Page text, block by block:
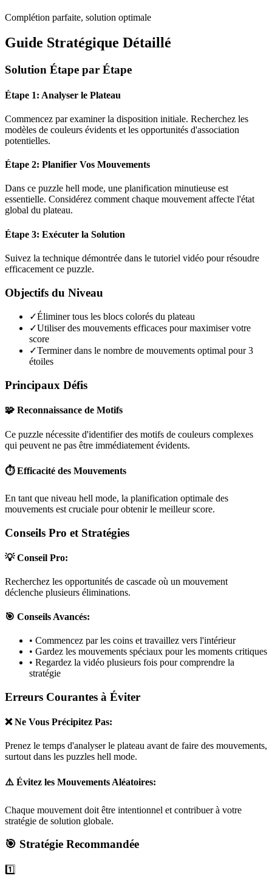
Complétion parfaite, solution optimale
Guide Stratégique Détaillé
Solution Étape par Étape
Étape 1: Analyser le Plateau
Commencez par examiner la disposition initiale. Recherchez les
modèles de couleurs évidents et les opportunités d'association
potentielles.
Étape 2: Planifier Vos Mouvements
Dans ce puzzle hell mode, une planification minutieuse est
essentielle. Considérez comment chaque mouvement affecte l'état
global du plateau.
Étape 3: Exécuter la Solution
Suivez la technique démontrée dans le tutoriel vidéo pour résoudre
efficacement ce puzzle.
Objectifs du Niveau
✓Éliminer tous les blocs colorés du plateau
✓Utiliser des mouvements efficaces pour maximiser votre
score
✓Terminer dans le nombre de mouvements optimal pour 3
étoiles
Principaux Défis
🧩 Reconnaissance de Motifs
Ce puzzle nécessite d'identifier des motifs de couleurs complexes
qui peuvent ne pas être immédiatement évidents.
⏱️ Efficacité des Mouvements
En tant que niveau hell mode, la planification optimale des
mouvements est cruciale pour obtenir le meilleur score.
Conseils Pro et Stratégies
💡 Conseil Pro:
Recherchez les opportunités de cascade où un mouvement
déclenche plusieurs éliminations.
🎯 Conseils Avancés:
• Commencez par les coins et travaillez vers l'intérieur
• Gardez les mouvements spéciaux pour les moments critiques
• Regardez la vidéo plusieurs fois pour comprendre la
stratégie
Erreurs Courantes à Éviter
❌ Ne Vous Précipitez Pas:
Prenez le temps d'analyser le plateau avant de faire des mouvements,
surtout dans les puzzles hell mode.
⚠️ Évitez les Mouvements Aléatoires:
Chaque mouvement doit être intentionnel et contribuer à votre
stratégie de solution globale.
🎯 Stratégie Recommandée
1️⃣